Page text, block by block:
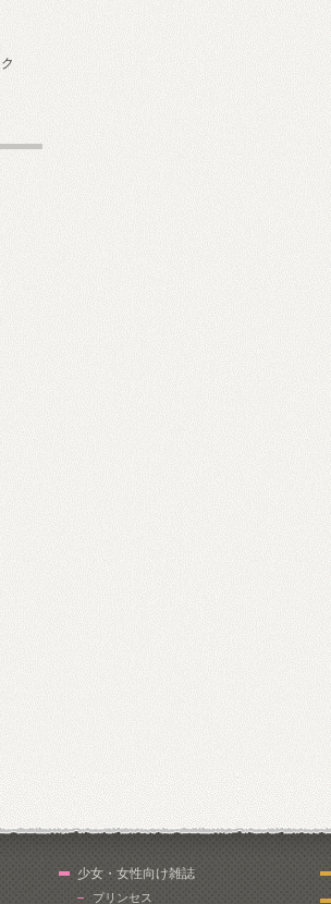
少女・女性向け雑誌
プリンセス